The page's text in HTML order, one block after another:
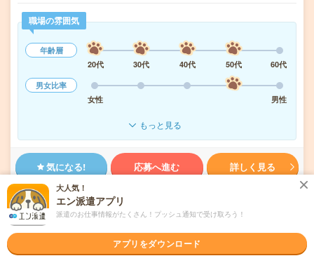
職場の雰囲気
年齢層
20代
30代 40代 50代
60代
男女比率
女性
男性
もっと見る
気になる! 応募へ進む 詳しく見る
派遣会社 株式会社リクルートスタッフィング
未読 掲載日 2026/08/07
大人気！
エン派遣アプリ
派遣のお仕事情報がたくさん！プッシュ通知で受け取ろう！
アプリをダウンロード